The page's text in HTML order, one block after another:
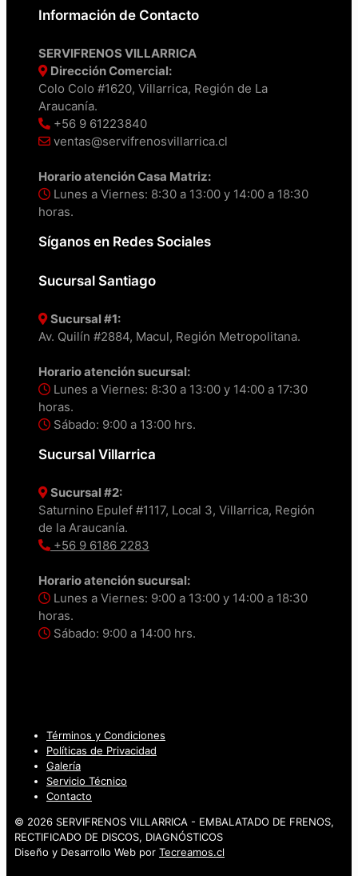
Información de Contacto
SERVIFRENOS VILLARRICA
Dirección Comercial:
Colo Colo #1620, Villarrica, Región de La
Araucanía.
+56 9 61223840
ventas@servifrenosvillarrica.cl
Horario atención Casa Matriz:
Lunes a Viernes: 8:30 a 13:00 y 14:00 a 18:30
horas.
Síganos en Redes Sociales
Sucursal Santiago
Sucursal #1:
Av. Quilín #2884, Macul, Región Metropolitana.
Horario atención sucursal:
Lunes a Viernes: 8:30 a 13:00 y 14:00 a 17:30
horas.
Sábado: 9:00 a 13:00 hrs.
Sucursal Villarrica
Sucursal #2:
Saturnino Epulef #1117, Local 3, Villarrica, Región
de la Araucanía.
+56 9 6186 2283
Horario atención sucursal:
Lunes a Viernes: 9:00 a 13:00 y 14:00 a 18:30
horas.
Sábado: 9:00 a 14:00 hrs.
Términos y Condiciones
Políticas de Privacidad
Galería
Servicio Técnico
Contacto
© 2026 SERVIFRENOS VILLARRICA - EMBALATADO DE FRENOS,
RECTIFICADO DE DISCOS, DIAGNÓSTICOS
Diseño y Desarrollo Web por Tecreamos.cl